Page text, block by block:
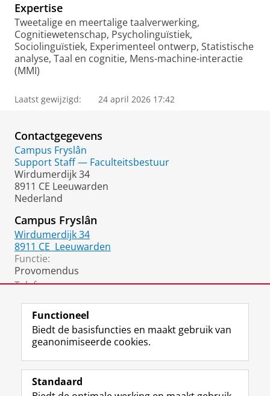
t
a
l
Expertise
Tweetalige en meertalige taalverwerking,
Cognitiewetenschap, Psycholinguïstiek,
Sociolinguïstiek, Experimenteel ontwerp, Statistische
analyse, Taal en cognitie, Mens-machine-interactie
(MMI)
Laatst gewijzigd: 24 april 2026 17:42
Contactgegevens
Campus Fryslân
Support Staff — Faculteitsbestuur
Wirdumerdijk 34
8911 CE Leeuwarden
Nederland
Campus Fryslân
Wirdumerdijk 34
8911 CE Leeuwarden
Functie:
Provomendus
Telefoon:
Volg de RUG
F
a
L
i
R
S
I
n
Y
o
Functioneel
Biedt de basisfuncties en maakt gebruik van
geanonimiseerde cookies.
Standaard